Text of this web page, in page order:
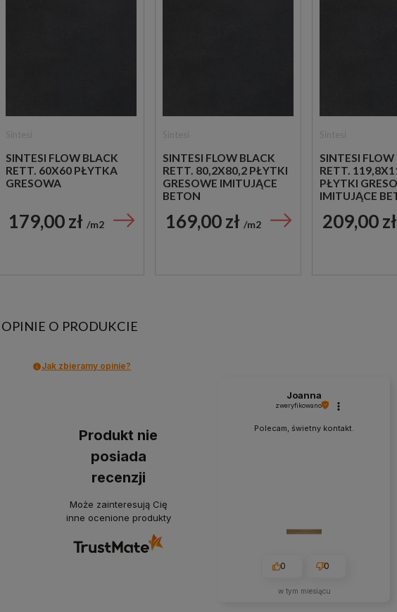
SINTESI FLOW BLACK
RETT. 60X60 PŁYTKA
GRESOWA
179,00 zł m2
SINTESI FLOW BLACK
RETT. 80,2X80,2 PŁYTKI
GRESOWE IMITUJĄCE
BETON
169,00 zł m2
SINTESI FLOW
RETT.
PŁYTKI
IMITUJĄCE
209,00 zł
OPINIE O PRODUKCIE
Jak zbieramy opinie?
Produkt nie
posiada
recenzji
Może zainteresują Cię
inne ocenione produkty
Joanna
zweryfikowano
Polecam, świetny kontakt.
0 0
w tym miesiącu